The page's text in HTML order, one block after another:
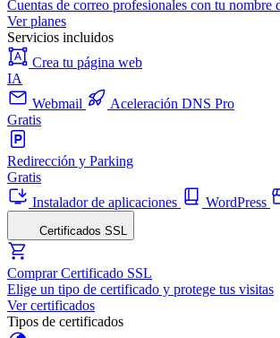
Cuentas de correo profesionales con tu nombre
Ver planes
Servicios incluidos
Crea tu página web
IA
Webmail
Aceleración DNS Pro
Gratis
Redirección y Parking
Gratis
Instalador de aplicaciones
WordPress
Certificados SSL
Comprar Certificado SSL
Elige un tipo de certificado y protege tus visitas
Ver certificados
Tipos de certificados